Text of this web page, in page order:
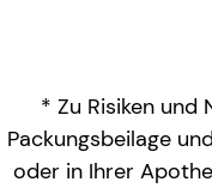
* Zu Risiken und
Packungsbeilage
oder in Ihrer